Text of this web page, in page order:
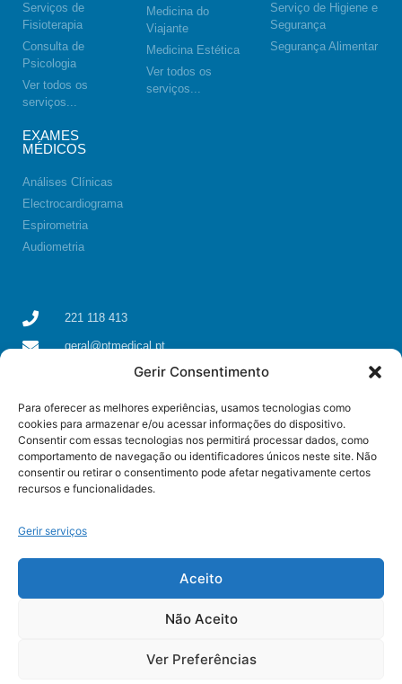
Gerir Consentimento
Para oferecer as melhores experiências, usamos tecnologias como
cookies para armazenar e/ou acessar informações do dispositivo.
Consentir com essas tecnologias nos permitirá processar dados, como
comportamento de navegação ou identificadores únicos neste site. Não
consentir ou retirar o consentimento pode afetar negativamente certos
recursos e funcionalidades.
Gerir serviços
Aceito
Não Aceito
Ver Preferências
Serviços de
Fisioterapia
Consulta de
Psicologia
Ver todos os
serviços...
Medicina do
Viajante
Medicina Estética
Ver todos os
serviços...
Serviço de Higiene e
Segurança
Segurança Alimentar
EXAMES
MÉDICOS
Análises Clínicas
Electrocardiograma
Espirometria
Audiometria
221 118 413
geral@ptmedical.pt
Rua dos Coriscos 39, 4425-051 Águas Santas, Maia